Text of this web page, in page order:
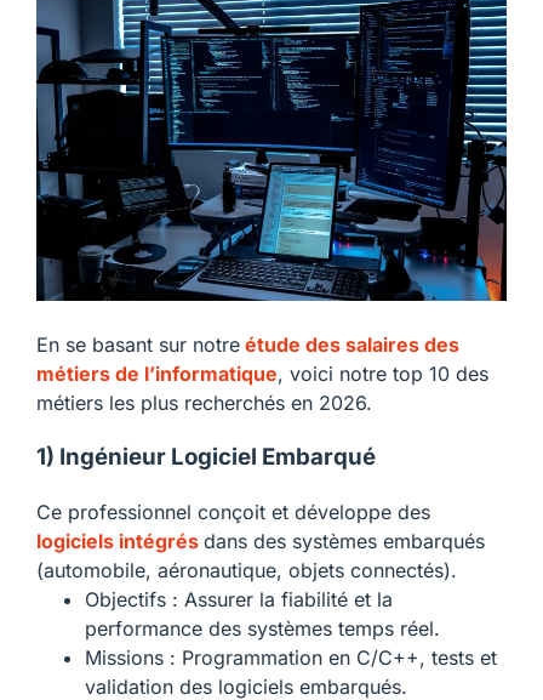
En se basant sur notre étude des salaires des
métiers de l’informatique, voici notre top 10 des
métiers les plus recherchés en 2026.
1) Ingénieur Logiciel Embarqué
Ce professionnel conçoit et développe des
logiciels intégrés dans des systèmes embarqués
(automobile, aéronautique, objets connectés).
Objectifs : Assurer la fiabilité et la
performance des systèmes temps réel.
Missions : Programmation en C/C++, tests et
validation des logiciels embarqués.